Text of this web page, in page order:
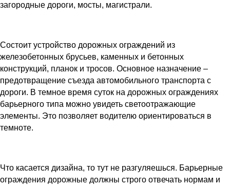
загородные дороги, мосты, магистрали.
Состоит устройство дорожных ограждений из
железобетонных брусьев, каменных и бетонных
конструкций, планок и тросов. Основное назначение –
предотвращение съезда автомобильного транспорта с
дороги. В темное время суток на дорожных ограждениях
барьерного типа можно увидеть светоотражающие
элементы. Это позволяет водителю ориентироваться в
темноте.
Что касается дизайна, то тут не разгуляешься. Барьерные
ограждения дорожные должны строго отвечать нормам и